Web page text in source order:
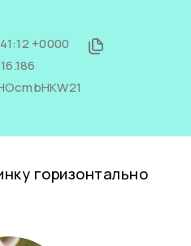
+0000
горизонтально